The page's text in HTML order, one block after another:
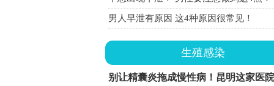
男人早泄有原因 这4种原因很常见！
生殖感染
别让精囊炎拖成慢性病！昆明这家医